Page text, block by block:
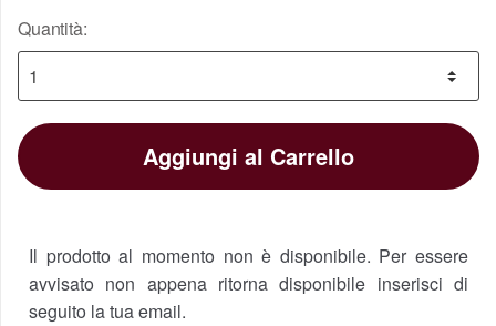
battle-ready resiste bene ai colpi,molto bello
e di grande effetto ottimo anche per cosplay,
spedizione come sempre velocissima
Quantità:
Aggiungi al Carrello
Il prodotto al momento non è disponibile. Per essere
avvisato non appena ritorna disponibile inserisci di
seguito la tua email.